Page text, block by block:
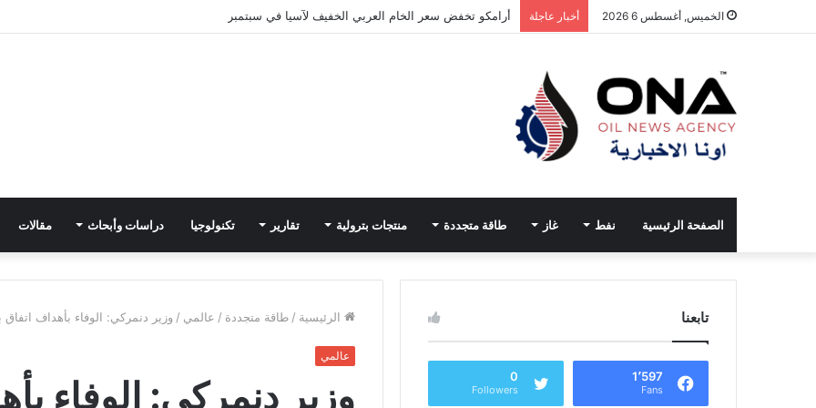
الخميس, أغسطس 6 2026 أخبار عاجلة أرامكو تخفض سعر الخام العربي الخفيف لآسيا في سبتمبر
الصفحة الرئيسية نفط غاز طاقة متجددة منتجات بترولية تقارير تكنولوجيا دراسات وأبحاث مقالات
الرئيسية / طاقة متجددة / عالمي / وزير دنمركي: الوفاء بأهداف اتفاق
عالمي
وزير دنمركي: الوفاء
تابعنا
1٬597
Fans
0
Followers